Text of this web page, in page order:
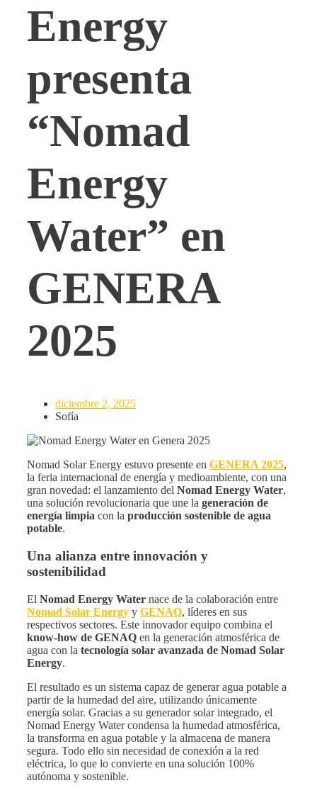
Energy
presenta
“Nomad
Energy
Water” en
GENERA
2025
diciembre 2, 2025
Sofía
Nomad Solar Energy estuvo presente en GENERA 2025,
la feria internacional de energía y medioambiente, con una
gran novedad: el lanzamiento del Nomad Energy Water,
una solución revolucionaria que une la generación de
energía limpia con la producción sostenible de agua
potable.
Una alianza entre innovación y
sostenibilidad
El Nomad Energy Water nace de la colaboración entre
Nomad Solar Energy y GENAQ, líderes en sus
respectivos sectores. Este innovador equipo combina el
know-how de GENAQ en la generación atmosférica de
agua con la tecnología solar avanzada de Nomad Solar
Energy.
El resultado es un sistema capaz de generar agua potable a
partir de la humedad del aire, utilizando únicamente
energía solar. Gracias a su generador solar integrado, el
Nomad Energy Water condensa la humedad atmosférica,
la transforma en agua potable y la almacena de manera
segura. Todo ello sin necesidad de conexión a la red
eléctrica, lo que lo convierte en una solución 100%
autónoma y sostenible.